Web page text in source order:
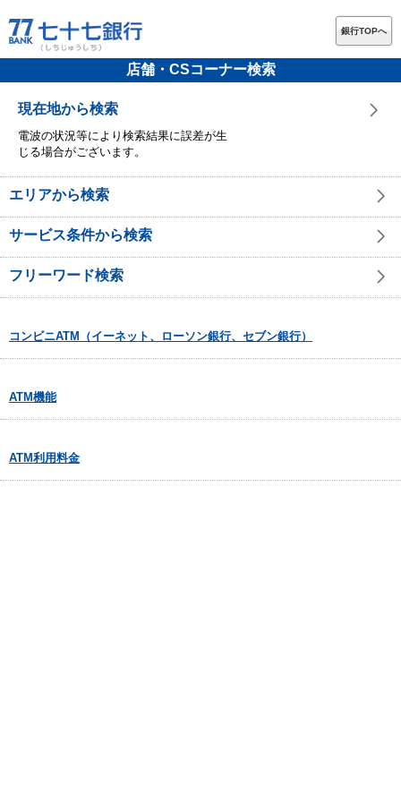
銀行TOPへ
店舗・CSコーナー検索
現在地から検索
電波の状況等により検索結果に誤差が生
じる場合がございます。
エリアから検索
サービス条件から検索
フリーワード検索
コンビニATM（イーネット、ローソン銀行、セブン銀行）
ATM機能
ATM利用料金